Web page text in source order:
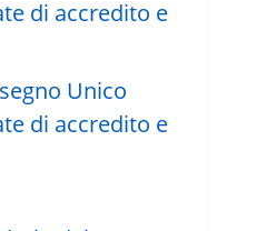
Unico
di accredito e